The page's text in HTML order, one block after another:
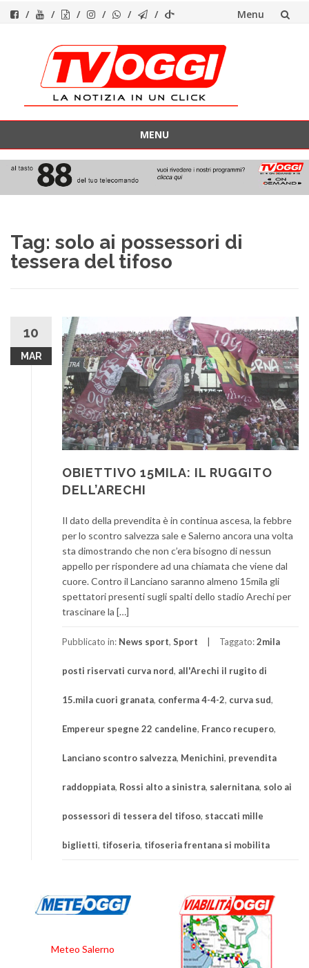
Menu
contenuto
MENU
contenuto
Tag: solo ai possessori di
tessera del tifoso
10
MAR
OBIETTIVO 15MILA: IL RUGGITO
DELL’ARECHI
Il dato della prevendita è in continua ascesa, la febbre
per lo scontro salvezza sale e Salerno ancora una volta
sta dimostrando che non c’era bisogno di nessun
appello per rispondere ad una chiamata che viene dal
cuore. Contro il Lanciano saranno almeno 15mila gli
spettatori presenti sugli spalti dello stadio Arechi per
trascinare la […]
Pubblicato in: News sport, Sport Taggato:2mila
posti riservati curva nord, all'Arechi il rugito di
15.mila cuori granata, conferma 4-4-2, curva sud,
Empereur spegne 22 candeline, Franco recupero,
Lanciano scontro salvezza, Menichini, prevendita
raddoppiata, Rossi alto a sinistra, salernitana, solo ai
possessori di tessera del tifoso, staccati mille
biglietti, tifoseria, tifoseria frentana si mobilita
Meteo Salerno